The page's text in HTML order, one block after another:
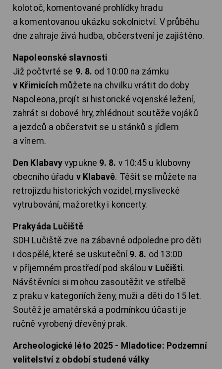
kolotoč, komentované prohlídky hradu
a komentovanou ukázku sokolnictví. V průběhu
dne zahraje živá hudba, občerstvení je zajištěno.
Napoleonské slavnosti
Již počtvrté se 9. 8. od 10:00 na zámku
v Křimicích můžete na chvilku vrátit do doby
Napoleona, projít si historické vojenské ležení,
zahrát si dobové hry, zhlédnout soutěže vojáků
a jezdců a občerstvit se u stánků s jídlem
a vínem.
Den Klabavyvypukne 9. 8. v 10:45 u klubovny
obecního úřadu v Klabavě. Těšit se můžete na
retrojízdu historických vozidel, myslivecké
vytrubování, mažoretky i koncerty.
Prakyáda Lučiště
SDH Lučiště zve na zábavné odpoledne pro děti
i dospělé, které se uskuteční 9. 8. od 13:00
v příjemném prostředí pod skálouv Lučišti.
Návštěvníci si mohou zasoutěžit ve střelbě
z praku v kategoriích ženy, muži a děti do 15 let.
Soutěž je amatérská a podmínkou účasti je
ručně vyrobený dřevěný prak.
Archeologické léto 2025 - Mladotice: Podzemní
velitelství z období studené války